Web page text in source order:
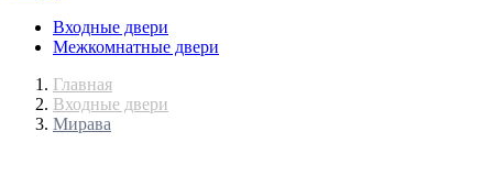
Входные двери
Межкомнатные двери
Главная
Входные двери
Мирава